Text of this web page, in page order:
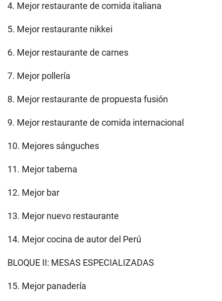
4. Mejor restaurante de comida italiana
5. Mejor restaurante nikkei
6. Mejor restaurante de carnes
7. Mejor pollería
8. Mejor restaurante de propuesta fusión
9. Mejor restaurante de comida internacional
10. Mejores sánguches
11. Mejor taberna
12. Mejor bar
13. Mejor nuevo restaurante
14. Mejor cocina de autor del Perú
BLOQUE II: MESAS ESPECIALIZADAS
15. Mejor panadería